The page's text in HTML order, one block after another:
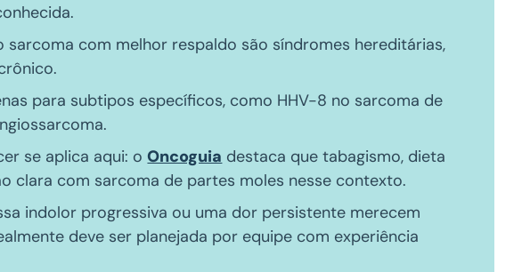
com melhor respaldo são síndromes hereditárias,
para subtipos específicos, como HHV-8 no sarcoma de
se aplica aqui: oOncoguia destaca que tabagismo, dieta
clara com sarcoma de partes moles nesse contexto.
indolor progressiva ou uma dor persistente merecem
deve ser planejada por equipe com experiência